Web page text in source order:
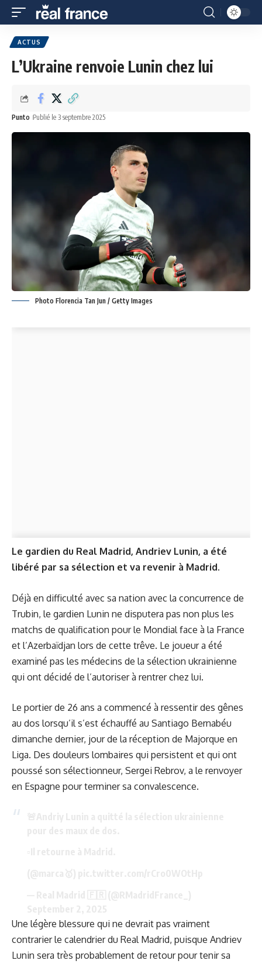
ACTUS
L’Ukraine renvoie Lunin chez lui
Punto Publié le 3 septembre 2025
Photo Florencia Tan Jun / Getty Images
Le gardien du Real Madrid, Andriev Lunin, a été
libéré par sa sélection et va revenir à Madrid.
Déjà en difficulté avec sa nation avec la concurrence de
Trubin, le gardien Lunin ne disputera pas non plus les
matchs de qualification pour le Mondial face à la France
et l’Azerbaïdjan lors de cette trêve. Le joueur a été
examiné pas les médecins de la sélection ukrainienne
qui ont décidé de l’autoriser à rentrer chez lui.
Le portier de 26 ans a commencé à ressentir des gênes
au dos lorsqu’il s’est échauffé au Santiago Bernabéu
dimanche dernier, jour de la réception de Majorque en
Liga. Des douleurs lombaires qui persistent et qui ont
poussé son sélectionneur, Sergei Rebrov, a le renvoyer
en Espagne pour terminer sa convalescence.
Une légère blessure qui ne devrait pas vraiment
contrarier le calendrier du Real Madrid, puisque Andriev
Lunin sera très probablement de retour pour tenir sa